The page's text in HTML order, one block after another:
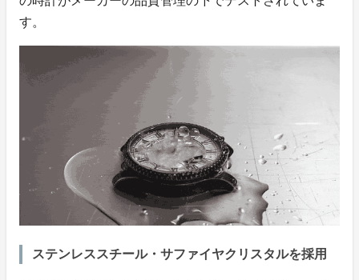
す。
ステンレススチール・サファイヤクリスタルを採用